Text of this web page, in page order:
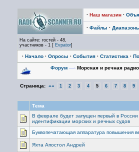
· Наш магазин ·
· Файлы ·
На сайте: гостей - 48,
участников - 1 [ Evpator]
· Начало · Опросы · События · Статистика ·
Форум —› Морская и речная
Страница: «« 1 2 3 4 5 6 7 8 9
Тема
В феврале будет запущен первый в
идентификации морских и речных судов
Буквопечатающая аппаратура повышения
Яхта Апостол Андрей